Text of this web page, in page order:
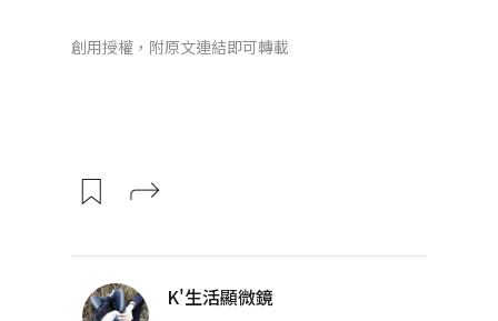
創用授權，附原文連結即可轉載
K'生活顯微鏡